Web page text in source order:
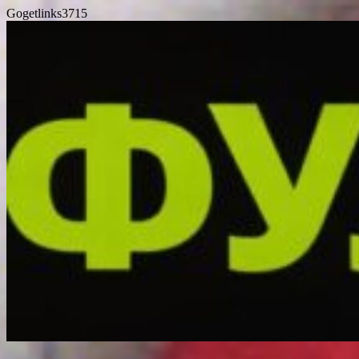
Gogetlinks3715